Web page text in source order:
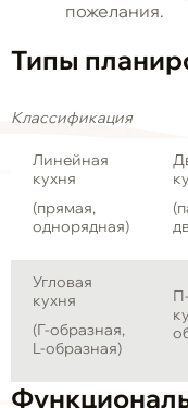
пожелания.
Типы
Классификация
Линейная
кухня
(прямая,
однорядная)
Угловая
кухня
(Г-образная,
L-образная)